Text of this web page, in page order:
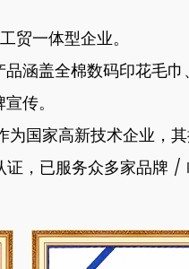
贸一体型企业。
涵盖全棉数码印花毛
传。
国家高新技术企业，
，已服务众多家品牌 /